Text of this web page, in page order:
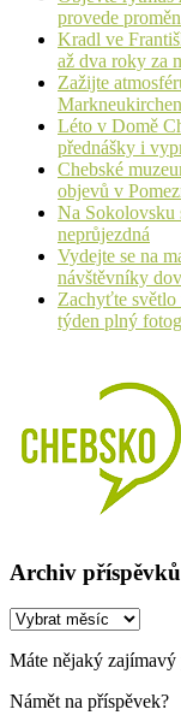
provede
Kradl ve
až dva roky za
Zažijte
Léto v Domě
přednášky i
Chebské
objevů v
Na Sokolovsku
neprůjezdná
Vydejte se na
návštěvníky
Zachyťte světlo
týden plný
Archiv příspěvků
Archiv
Máte nějaký zajímavý
Námět na příspěvek?